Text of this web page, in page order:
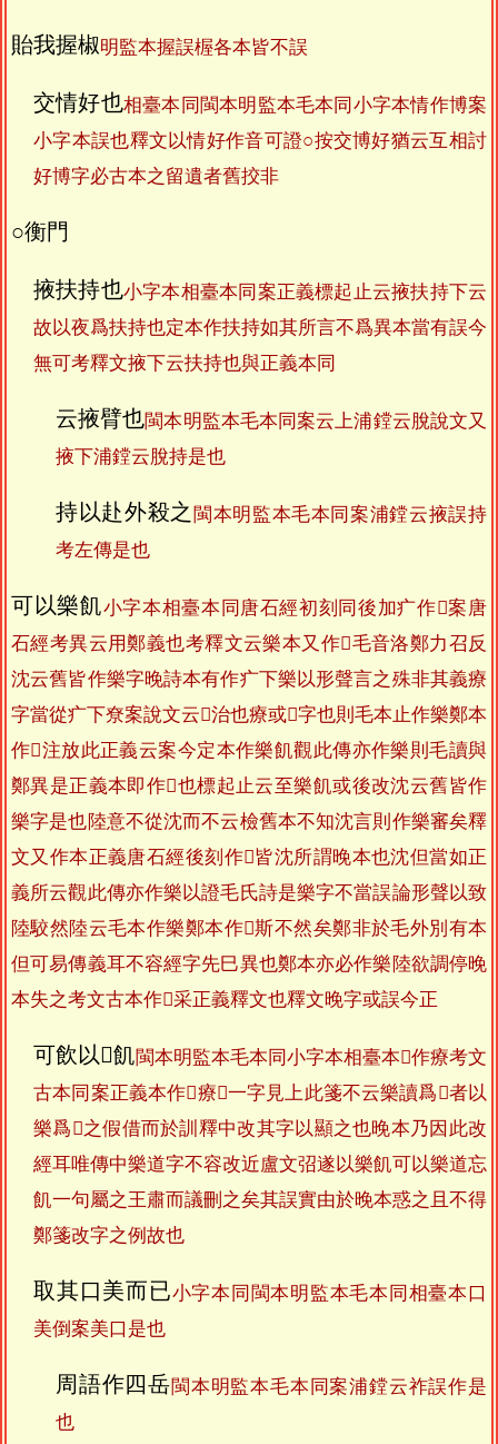
貽我握椒明監本握誤楃各本皆不誤
交情好也相臺本同閩本明監本毛本同小字本情作博案
小字本誤也釋文以情好作音可證○按交博好猶云互相討
好博字必古本之留遺者舊挍非
○衡門
掖扶持也小字本相臺本同案正義標起止云掖扶持下云
故以夜爲扶持也定本作扶持如其所言不爲異本當有誤今
無可考釋文掖下云扶持也與正義本同
云掖臂也閩本明監本毛本同案云上浦鏜云脫說文又
掖下浦鏜云脫持是也
持以赴外殺之 閩本明監本毛本同案浦鏜云掖誤持
考左傳是也
可以樂飢小字本相臺本同唐石經初刻同後加疒作𤻲案唐
石經考異云用鄭義也考釋文云樂本又作𤻲毛音洛鄭力召反
沈云舊皆作樂字晚詩本有作疒下樂以形聲言之殊非其義療
字當從疒下尞案說文云𤻲治也療或𤻲字也則毛本止作樂鄭本
作𤻲注放此正義云案今定本作樂飢觀此傳亦作樂則毛讀與
鄭異是正義本即作𤻲也標起止云至樂飢或後改沈云舊皆作
樂字是也陸意不從沈而不云檢舊本不知沈言則作樂審矣釋
文又作本正義唐石經後刻作𤻲皆沈所謂晚本也沈但當如正
義所云觀此傳亦作樂以證毛氏詩是樂字不當誤論形聲以致
陸駮然陸云毛本作樂鄭本作𤻲斯不然矣鄭非於毛外別有本
但可易傳義耳不容經字先巳異也鄭本亦必作樂陸欲調停晚
本失之考文古本作𤻲采正義釋文也釋文晚字或誤今正
可飲以𤻲飢閩本明監本毛本同小字本相臺本𤻲作療考文
古本同案正義本作𤻲療𤻲一字見上此箋不云樂讀爲𤻲者以
樂爲𤻲之假借而於訓釋中改其字以顯之也晚本乃因此改
經耳唯傳中樂道字不容改近盧文弨遂以樂飢可以樂道忘
飢一句屬之王肅而議刪之矣其誤實由於晚本惑之且不得
鄭箋改字之例故也
取其口美而已小字本同閩本明監本毛本同相臺本口
美倒案美口是也
周語作四岳閩本明監本毛本同案浦鏜云祚誤作是
也